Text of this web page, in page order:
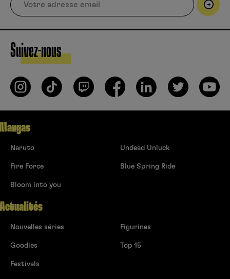
Suivez-nous
Mangas
Naruto
Fire Force
Bloom into you
Undead Unluck
Blue Spring Ride
Actualités
Nouvelles séries
Goodies
Festivals
Figurines
Top 15